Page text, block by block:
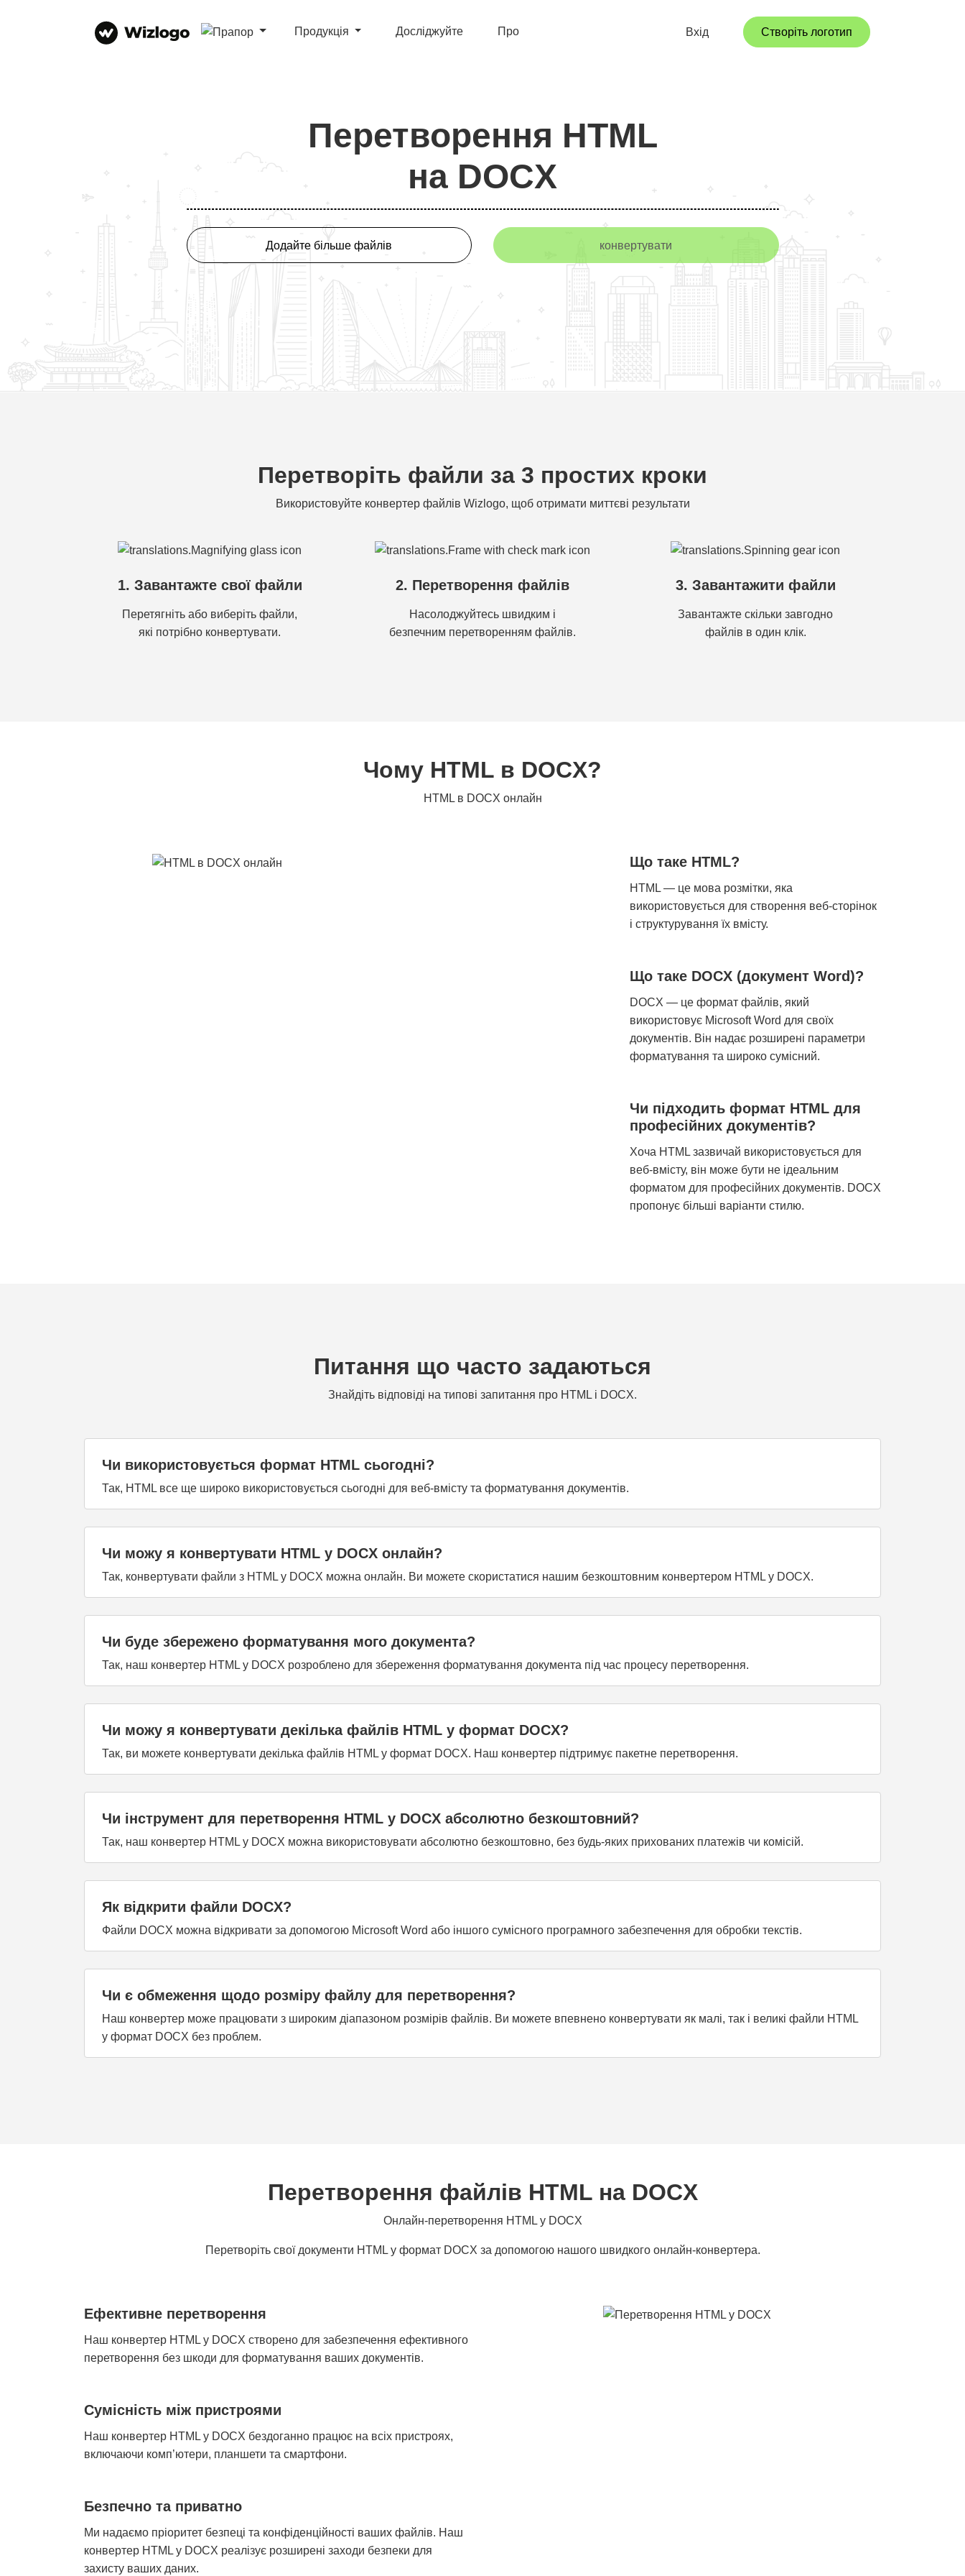
Продукція Досліджуйте Про Вхід Створіть логотип
Перетворення HTML
на DOCX
Додайте більше файлів конвертувати
Перетворіть файли за 3 простих кроки
Використовуйте конвертер файлів Wizlogo, щоб отримати миттєві результати
1. Завантажте свої файли
Перетягніть або виберіть файли,
які потрібно конвертувати.
2. Перетворення файлів
Насолоджуйтесь швидким і
безпечним перетворенням файлів.
3. Завантажити файли
Завантажте скільки завгодно
файлів в один клік.
Чому HTML в DOCX?
HTML в DOCX онлайн
Що таке HTML?
HTML — це мова розмітки, яка
використовується для створення веб-сторінок
і структурування їх вмісту.
Що таке DOCX (документ Word)?
DOCX — це формат файлів, який
використовує Microsoft Word для своїх
документів. Він надає розширені параметри
форматування та широко сумісний.
Чи підходить формат HTML для
професійних документів?
Хоча HTML зазвичай використовується для
веб-вмісту, він може бути не ідеальним
форматом для професійних документів. DOCX
пропонує більші варіанти стилю.
Питання що часто задаються
Знайдіть відповіді на типові запитання про HTML і DOCX.
Чи використовується формат HTML сьогодні?
Так, HTML все ще широко використовується сьогодні для веб-вмісту та форматування документів.
Чи можу я конвертувати HTML у DOCX онлайн?
Так, конвертувати файли з HTML у DOCX можна онлайн. Ви можете скористатися нашим безкоштовним конвертером HTML у DOCX.
Чи буде збережено форматування мого документа?
Так, наш конвертер HTML у DOCX розроблено для збереження форматування документа під час процесу перетворення.
Чи можу я конвертувати декілька файлів HTML у формат DOCX?
Так, ви можете конвертувати декілька файлів HTML у формат DOCX. Наш конвертер підтримує пакетне перетворення.
Чи інструмент для перетворення HTML у DOCX абсолютно безкоштовний?
Так, наш конвертер HTML у DOCX можна використовувати абсолютно безкоштовно, без будь-яких прихованих платежів чи комісій.
Як відкрити файли DOCX?
Файли DOCX можна відкривати за допомогою Microsoft Word або іншого сумісного програмного забезпечення для обробки текстів.
Чи є обмеження щодо розміру файлу для перетворення?
Наш конвертер може працювати з широким діапазоном розмірів файлів. Ви можете впевнено конвертувати як малі, так і великі файли HTML
у формат DOCX без проблем.
Перетворення файлів HTML на DOCX
Онлайн-перетворення HTML у DOCX
Перетворіть свої документи HTML у формат DOCX за допомогою нашого швидкого онлайн-конвертера.
Ефективне перетворення
Наш конвертер HTML у DOCX створено для забезпечення ефективного
перетворення без шкоди для форматування ваших документів.
Сумісність між пристроями
Наш конвертер HTML у DOCX бездоганно працює на всіх пристроях,
включаючи комп’ютери, планшети та смартфони.
Безпечно та приватно
Ми надаємо пріоритет безпеці та конфіденційності ваших файлів. Наш
конвертер HTML у DOCX реалізує розширені заходи безпеки для
захисту ваших даних.